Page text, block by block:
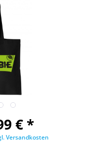
€ *
Versandkosten